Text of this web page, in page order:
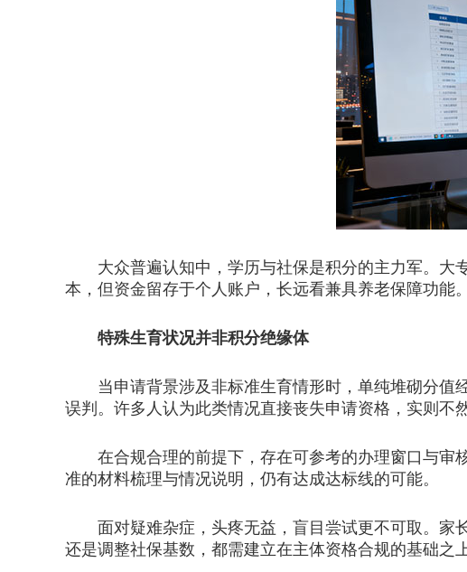
大众普遍认知中，学历与社保是积分的主力军。大
本，但资金留存于个人账户，长远看兼具养老保障功能。
特殊生育状况并非积分绝缘体
当申请背景涉及非标准生育情形时，单纯堆砌分值
误判。许多人认为此类情况直接丧失申请资格，实则不然
在合规合理的前提下，存在可参考的办理窗口与审
准的材料梳理与情况说明，仍有达成达标线的可能。
面对疑难杂症，头疼无益，盲目尝试更不可取。家长
还是调整社保基数，都需建立在主体资格合规的基础之上